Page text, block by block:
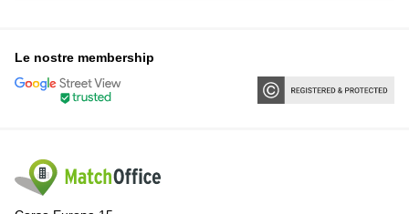
Le nostre membership